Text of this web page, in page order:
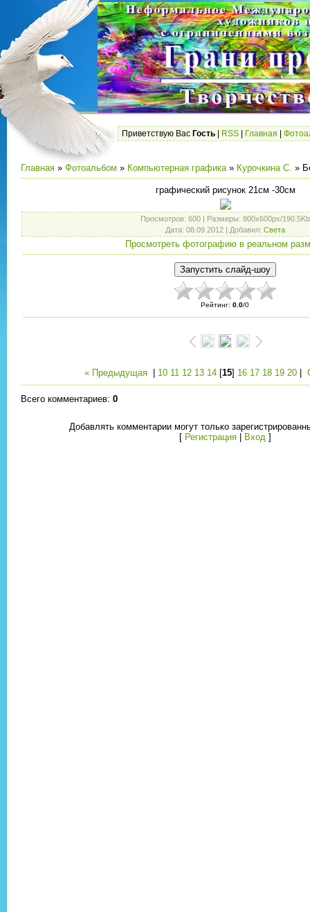
Приветствую Вас Гость RSS Главная
Главная » Фотоальбом » Компьютерная графика» Курочкина С. »
графический рисунок 21см -30см
Просмотров: 600 | Размеры: 800x600px/190.5Kb
Дата: 08.09.2012 | Добавил: Света
Просмотреть фотографию в реальном
Рейтинг: 0.0/0
« Предыдущая 10 11 12 13 14 [15] 16 17 18 19 20
Всего комментариев: 0
Добавлять комментарии могут только
[ Регистрация | Вход ]